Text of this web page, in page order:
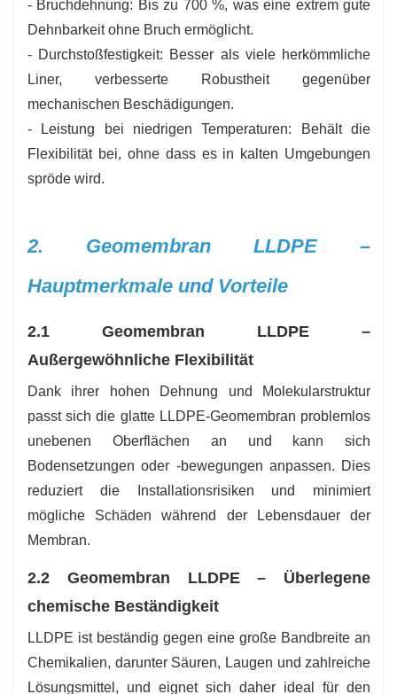
- Bruchdehnung: Bis zu 700 %, was eine extrem gute
Dehnbarkeit ohne Bruch ermöglicht.
- Durchstoßfestigkeit: Besser als viele herkömmliche
Liner, verbesserte Robustheit gegenüber
mechanischen Beschädigungen.
- Leistung bei niedrigen Temperaturen: Behält die
Flexibilität bei, ohne dass es in kalten Umgebungen
spröde wird.
2. Geomembran LLDPE –
Hauptmerkmale und Vorteile
2.1 Geomembran LLDPE –
Außergewöhnliche Flexibilität
Dank ihrer hohen Dehnung und Molekularstruktur
passt sich die glatte LLDPE-Geomembran problemlos
unebenen Oberflächen an und kann sich
Bodensetzungen oder -bewegungen anpassen. Dies
reduziert die Installationsrisiken und minimiert
mögliche Schäden während der Lebensdauer der
Membran.
2.2 Geomembran LLDPE – Überlegene
chemische Beständigkeit
LLDPE ist beständig gegen eine große Bandbreite an
Chemikalien, darunter Säuren, Laugen und zahlreiche
Lösungsmittel, und eignet sich daher ideal für den